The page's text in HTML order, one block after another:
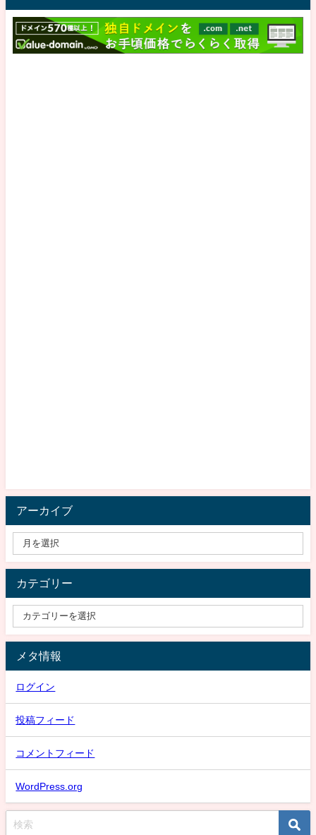
アーカイブ
カテゴリー
メタ情報
ログイン
投稿フィード
コメントフィード
WordPress.org